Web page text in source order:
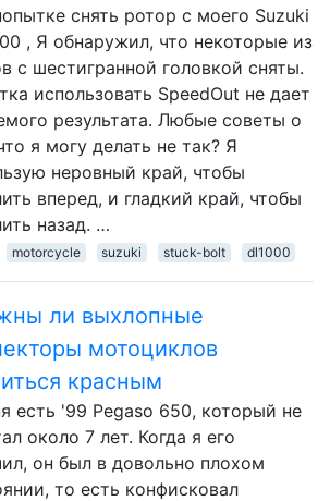
снять ротор с моего Suzuki
, Я обнаружил, что некоторые из
с шестигранной головкой сняты.
использовать SpeedOut не дает
результата. Любые советы о
я могу делать не так? Я
неровный край, чтобы
вперед, и гладкий край, чтобы
назад. …
motorcycle suzuki stuck-bolt dl1000
ли выхлопные
мотоциклов
красным
есть '99 Pegaso 650, который не
около 7 лет. Когда я его
он был в довольно плохом
то есть конфисковал